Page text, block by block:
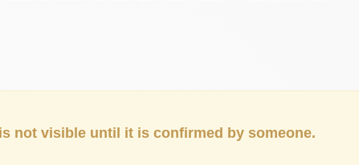
not visible until it is confirmed by someone.